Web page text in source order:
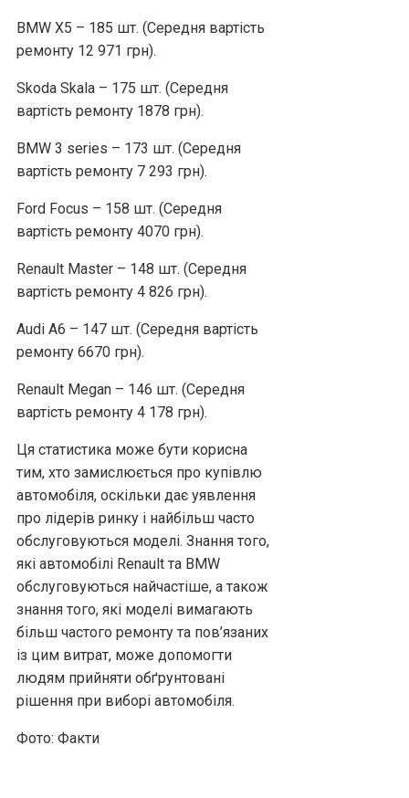
BMW X5 – 185 шт. (Середня вартість
ремонту 12 971 грн).
Skoda Skala – 175 шт. (Середня
вартість ремонту 1878 грн).
BMW 3 series – 173 шт. (Середня
вартість ремонту 7 293 грн).
Ford Focus – 158 шт. (Середня
вартість ремонту 4070 грн).
Renault Master – 148 шт. (Середня
вартість ремонту 4 826 грн).
Audi A6 – 147 шт. (Середня вартість
ремонту 6670 грн).
Renault Megan – 146 шт. (Середня
вартість ремонту 4 178 грн).
Ця статистика може бути корисна
тим, хто замислюється про купівлю
автомобіля, оскільки дає уявлення
про лідерів ринку і найбільш часто
обслуговуються моделі. Знання того,
які автомобілі Renault та BMW
обслуговуються найчастіше, а також
знання того, які моделі вимагають
більш частого ремонту та пов’язаних
із цим витрат, може допомогти
людям прийняти обґрунтовані
рішення при виборі автомобіля.
Фото: Факти